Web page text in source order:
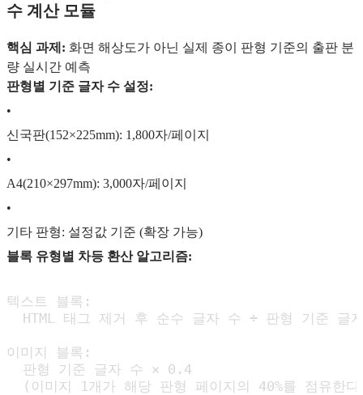
수 계산 모듈
핵심 과제: 화면 해상도가 아닌 실제 종이 판형 기준의 출판 분
량 실시간 예측
판형별 기준 글자 수 설정:
•
신국판(152×225mm): 1,800자/페이지
•
A4(210×297mm): 3,000자/페이지
•
기타 판형: 설정값 기준 (확장 가능)
블록 유형별 차등 환산 알고리즘:
텍스트 블록:
HTML 태그 제거 후 순수 글자 수 ÷ 판형 기준 글
이미지 블록:
  판형 기준 글자 수 × 0.4
(이미지 1개가 해당 판형 페이지의 40%를 점유한